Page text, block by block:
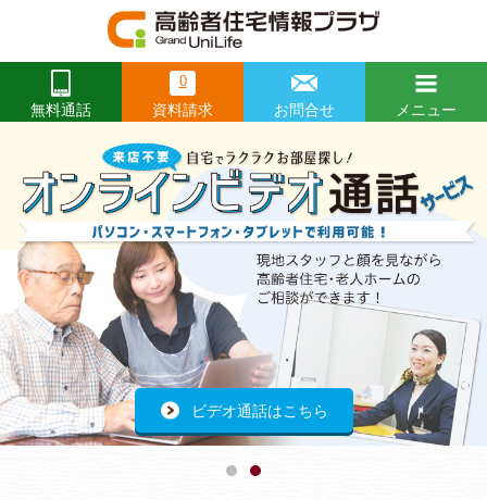
無料通話
0
資料請求 お問合せ
メニュー
開催レポートはこちらから
ビデオ通話はこちら
Prev
前
へ
次
へ
前
へ
次
へ
前
へ
次
へ